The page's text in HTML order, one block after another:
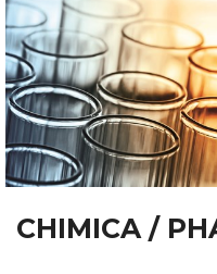
CHIMICA /